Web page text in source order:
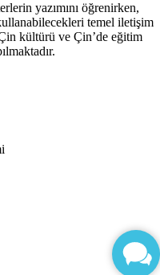
yazımını öğrenirken,
temel iletişim
kültürü ve Çin’de eğitim